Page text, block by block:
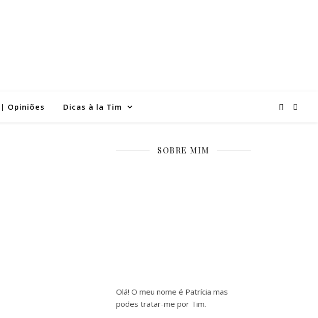
Opiniões Dicas à la Tim
SOBRE MIM
Olá! O meu nome é Patrícia mas
podes tratar-me por Tim.